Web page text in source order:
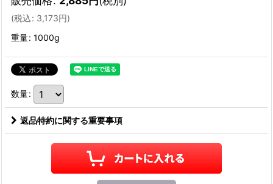
(税込: 3,173円)
重量: 1000g
数量:
返品特約に関する重要事項